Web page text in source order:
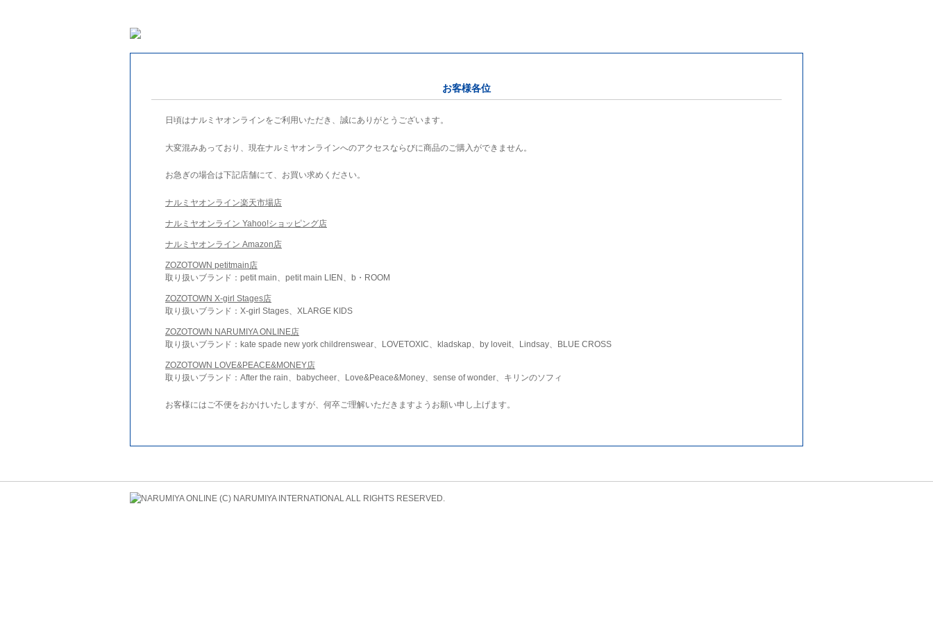
お客様各位
日頃はナルミヤオンラインをご利用いただき、誠にありがとうございます。
大変混みあっており、現在ナルミヤオンラインへのアクセスならびに商品のご購入ができません。
お急ぎの場合は下記店舗にて、お買い求めください。
ナルミヤオンライン楽天市場店
ナルミヤオンライン Yahoo!ショッピング店
ナルミヤオンライン Amazon店
ZOZOTOWN petitmain店
取り扱いブランド：petit main、petit main LIEN、b・ROOM
ZOZOTOWN X-girl Stages店
取り扱いブランド：X-girl Stages、XLARGE KIDS
ZOZOTOWN NARUMIYA ONLINE店
取り扱いブランド：kate spade new york childrenswear、LOVETOXIC、kladskap、by loveit、Lindsay、BLUE CROSS
ZOZOTOWN LOVE&PEACE&MONEY店
取り扱いブランド：After the rain、babycheer、Love&Peace&Money、sense of wonder、キリンのソフィ
お客様にはご不便をおかけいたしますが、何卒ご理解いただきますようお願い申し上げます。